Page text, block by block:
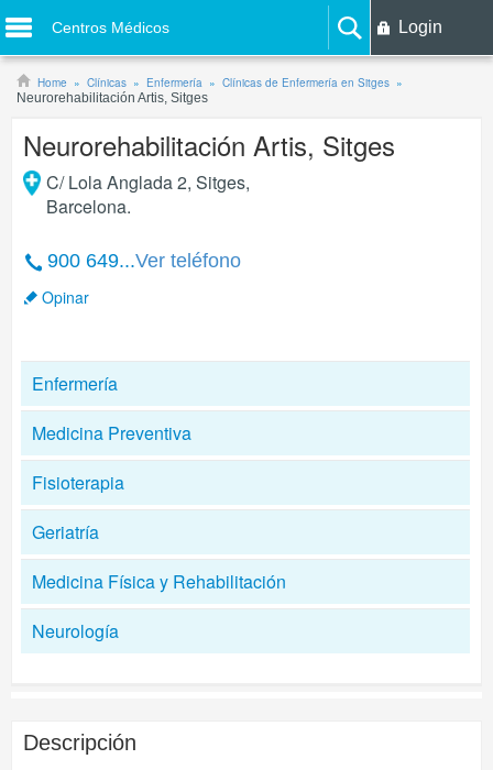
Centros Médicos Login
Home Clínicas Enfermería
Clínicas de Enfermería en Sitges
Neurorehabilitación Artis, Sitges
Neurorehabilitación Artis, Sitges
C/ Lola Anglada 2, Sitges,
Barcelona.
900 649...Ver teléfono
Opinar
Enfermería
Medicina Preventiva
Fisioterapia
Geriatría
Medicina Física y Rehabilitación
Neurología
Descripción